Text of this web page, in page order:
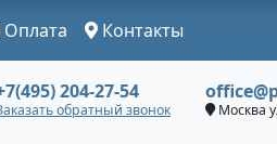
Оплата Контакты
204-27-54
обратный звонок Москва